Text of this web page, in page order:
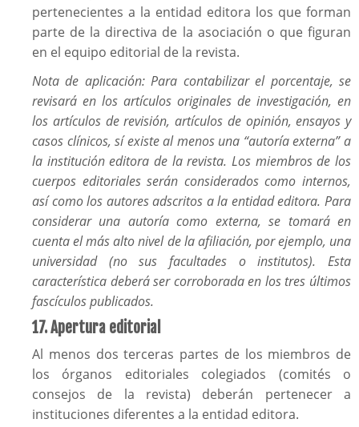
pertenecientes a la entidad editora los que forman
parte de la directiva de la asociación o que figuran
en el equipo editorial de la revista.
Nota de aplicación: Para contabilizar el porcentaje, se
revisará en los artículos originales de investigación, en
los artículos de revisión, artículos de opinión, ensayos y
casos clínicos, sí existe al menos una “autoría externa” a
la institución editora de la revista. Los miembros de los
cuerpos editoriales serán considerados como internos,
así como los autores adscritos a la entidad editora. Para
considerar una autoría como externa, se tomará en
cuenta el más alto nivel de la afiliación, por ejemplo, una
universidad (no sus facultades o institutos). Esta
característica deberá ser corroborada en los tres últimos
fascículos publicados.
17. Apertura editorial
Al menos dos terceras partes de los miembros de
los órganos editoriales colegiados (comités o
consejos de la revista) deberán pertenecer a
instituciones diferentes a la entidad editora.